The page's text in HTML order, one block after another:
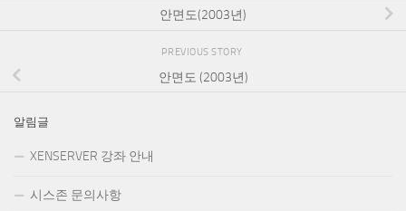
안면도(2003년)
PREVIOUS STORY
안면도 (2003년)
알림글
XENSERVER 강좌 안내
시스존 문의사항